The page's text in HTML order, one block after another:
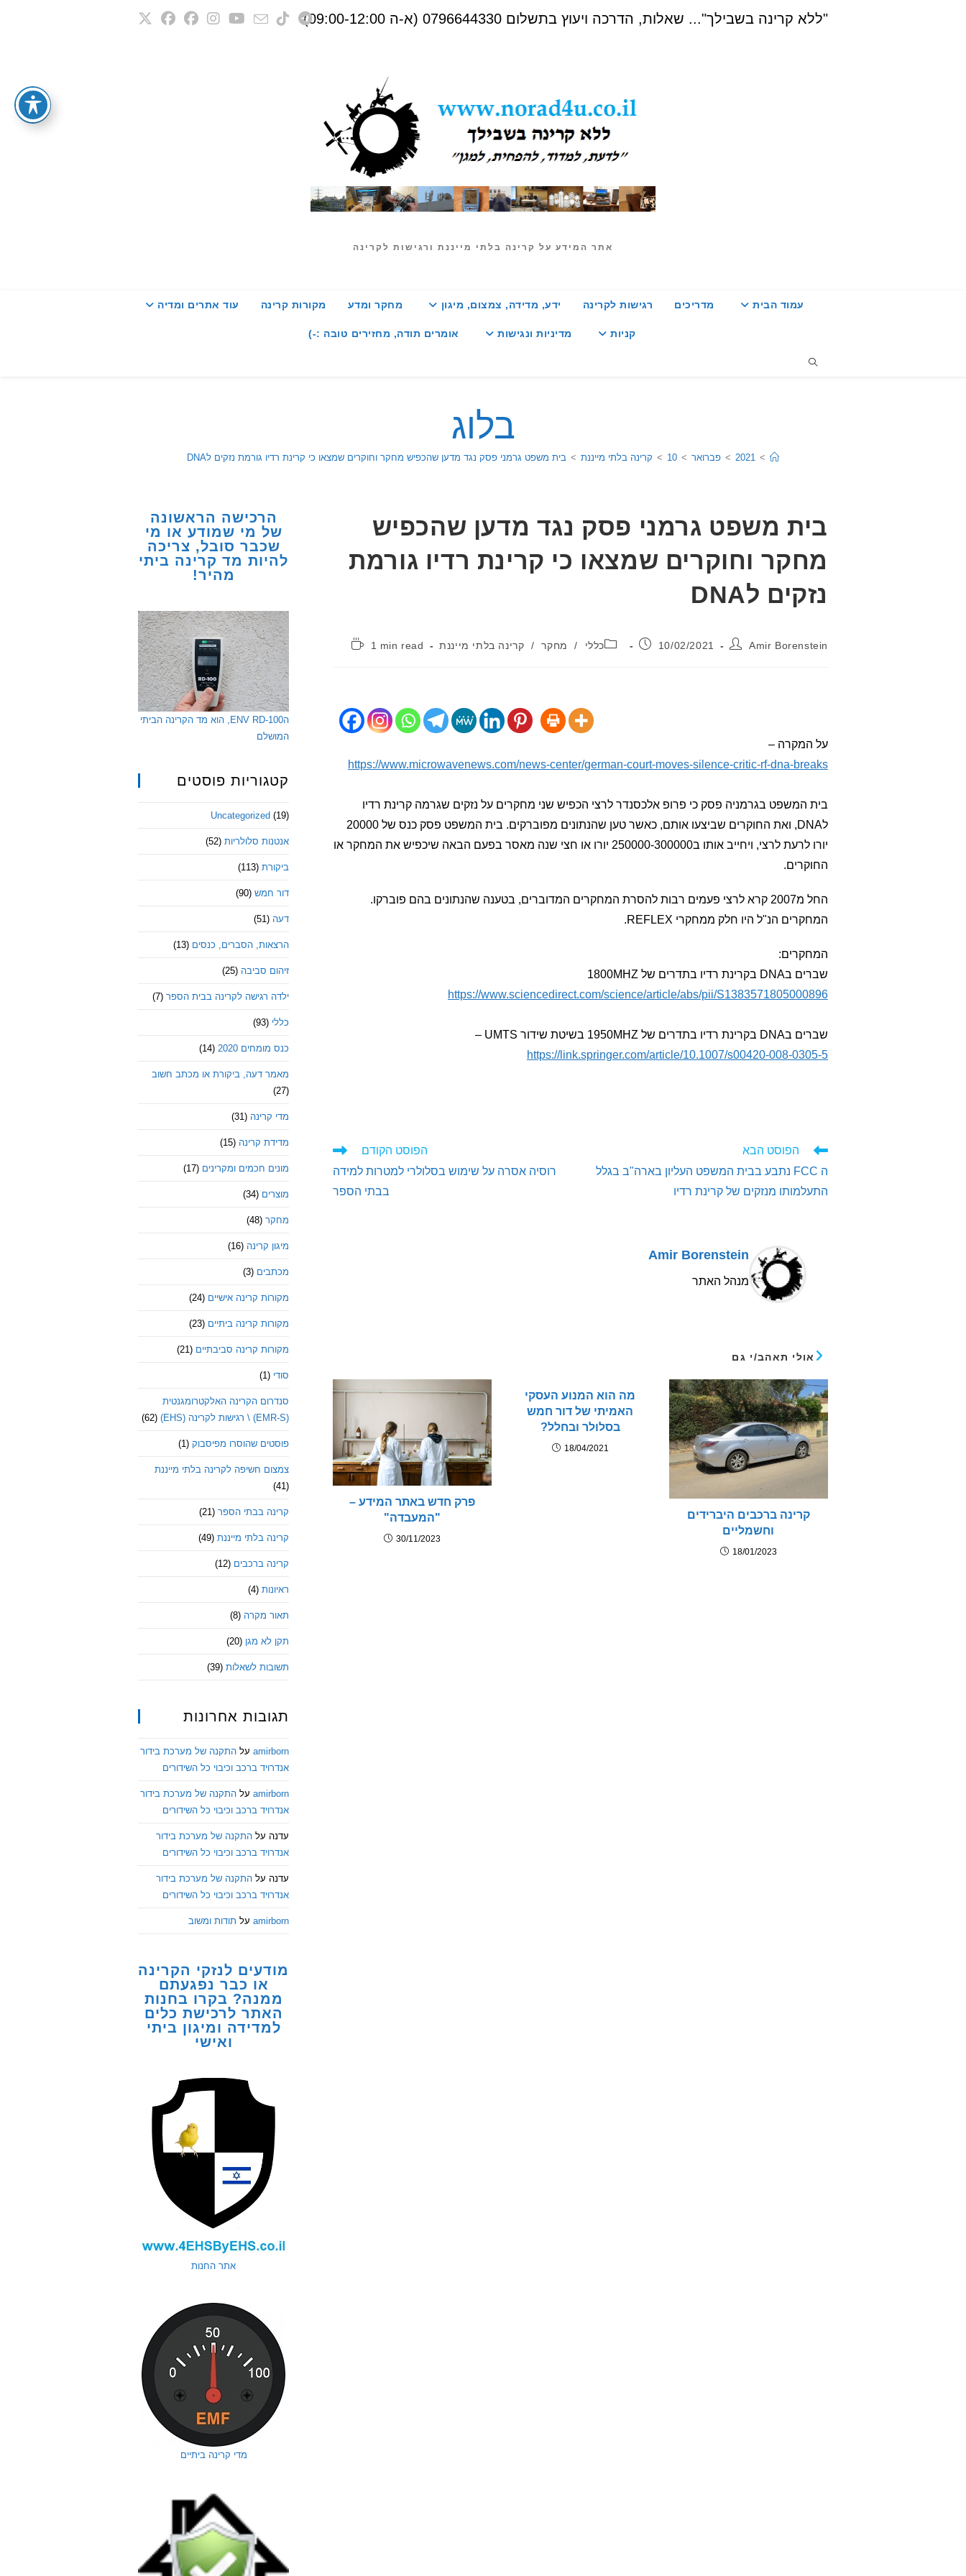
"ללא קרינה בשבילך"... שאלות, הדרכה ויעוץ בתשלום 0796644330 (א-ה 09:00-12:00)
אתר המידע על קרינה בלתי מייננת ורגישות לקרינה
עמוד הבית מדריכים רגישות לקרינה ידע, מדידה, צמצום, מיגון מחקר ומדע מקורות קרינה עוד אתרים ומדיה
קניות מדיניות ונגישות אומרים תודה, מחזירים טובה :-)
בלוג
>
2021
> פברואר >
10
> קרינה בלתי מייננת > בית משפט גרמני פסק נגד מדען שהכפיש מחקר וחוקרים שמצאו כי קרינת רדיו גורמת נזקים לDNA
בית משפט גרמני פסק נגד מדען שהכפיש
מחקר וחוקרים שמצאו כי קרינת רדיו גורמת
נזקים לDNA
מחבר:
Amir Borenstein פורסם:
10/02/2021 קטגוריה:
כללי / מחקר / קרינה בלתי מייננת
זמן
1 min read
על המקרה –
https://www.microwavenews.com/news-center/german-court-moves-silence-critic-rf-dna-breaks
בית המשפט בגרמניה פסק כי פרופ אלכסנדר לרצי הכפיש שני מחקרים על נזקים שגרמה קרינת רדיו
לDNA, ואת החוקרים שביצעו אותם, כאשר טען שהנתונים מפוברקים. בית המשפט פסק כנס של 20000
יורו לרעת לרצי, ויחייב אותו ב250000-300000 יורו או חצי שנה מאסר בפעם הבאה שיכפיש את המחקר או
החוקרים.
החל מ2007 קרא לרצי פעמים רבות להסרת המחקרים המדוברים, בטענה שהנתונים בהם פוברקו.
המחקרים הנ"ל היו חלק ממחקרי REFLEX.
המחקרים:
שברים בDNA בקרינת רדיו בתדרים של 1800MHZ
https://www.sciencedirect.com/science/article/abs/pii/S1383571805000896
שברים בDNA בקרינת רדיו בתדרים של 1950MHZ בשיטת שידור UMTS –
https://link.springer.com/article/10.1007/s00420-008-0305-5
לקרוא
נוספים
הפוסט הקודם
רוסיה אסרה על שימוש בסלולרי למטרות למידה
בבתי הספר
הפוסט הבא
ה FCC נתבע בבית המשפט העליון בארה"ב בגלל
התעלמותו מנזקים של קרינת רדיו
Amir Borenstein
מנהל האתר
אולי תאהב/י גם
פרק חדש באתר המידע –
"המעבדה"
30/11/2023
מה הוא המנוע העסקי
האמיתי של דור חמש
בסלולר ובחלל?
18/04/2021
קרינה ברכבים היברידים
וחשמליים
18/01/2023
הרכישה הראשונה
של מי שמודע או מי
שכבר סובל, צריכה
להיות מד קרינה ביתי
מהיר!
הENV RD-100, הוא מד הקרינה הביתי
המושלם
קטגוריות פוסטים
Uncategorized (19)
אנטנות סלולריות (52)
ביקורת (113)
דור חמש (90)
דעה (51)
הרצאות, הסברים, כנסים (13)
זיהום סביבה (25)
ילדה רגישה לקרינה בבית הספר (7)
כללי (93)
כנס מומחים 2020 (14)
מאמר דעה, ביקורת או מכתב חשוב
(27)
מדי קרינה (31)
מדידת קרינה (15)
מונים חכמים ומקרינים (17)
מוצרים (34)
מחקר (48)
מיגון קרינה (16)
מכתבים (3)
מקורות קרינה אישיים (24)
מקורות קרינה ביתיים (23)
מקורות קרינה סביבתיים (21)
סודי (1)
סנדרום הקרינה האלקטרומגנטית
(EMR-S) \ רגישות לקרינה (EHS)
(62)
פוסטים שהוסרו מפיסבוק (1)
צמצום חשיפה לקרינה בלתי מייננת
(41)
קרינה בבתי הספר (21)
קרינה בלתי מייננת (49)
קרינה ברכבים (12)
ראיונות (4)
תאור מקרה (8)
תקן לא מגן (20)
תשובות לשאלות (39)
תגובות אחרונות
amirborn על התקנה של מערכת בידור
אנדרויד ברכב וכיבוי כל השידורים
amirborn על התקנה של מערכת בידור
אנדרויד ברכב וכיבוי כל השידורים
עדנה על התקנה של מערכת בידור
אנדרויד ברכב וכיבוי כל השידורים
עדנה על התקנה של מערכת בידור
אנדרויד ברכב וכיבוי כל השידורים
amirborn על תודות ומשוב
מודעים לנזקי הקרינה
או כבר נפגעתם
ממנה? בקרו בחנות
האתר לרכישת כלים
למדידה ומיגון ביתי
ואישי
אתר החנות
מדי קרינה ביתיים